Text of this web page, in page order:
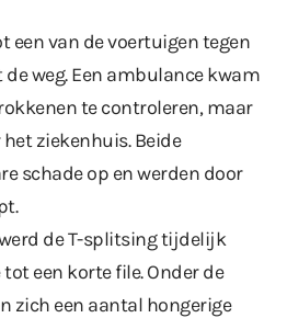
een van de voertuigen tegen
weg. Een ambulance kwam
te controleren, maar
ziekenhuis. Beide
schade op en werden door
de T-splitsing tijdelijk
een korte file. Onder de
zich een aantal hongerige